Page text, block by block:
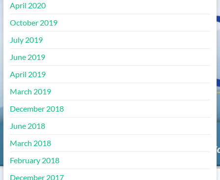
April 2020
October 2019
July 2019
June 2019
April 2019
March 2019
December 2018
June 2018
March 2018
February 2018
December 2017